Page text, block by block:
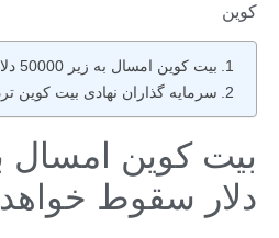
کوین
بیت کوین امسال به زیر 50000 دلار سقوط خواهد کرد
سرمایه گذاران نهادی بیت کوین
دلار سقوط